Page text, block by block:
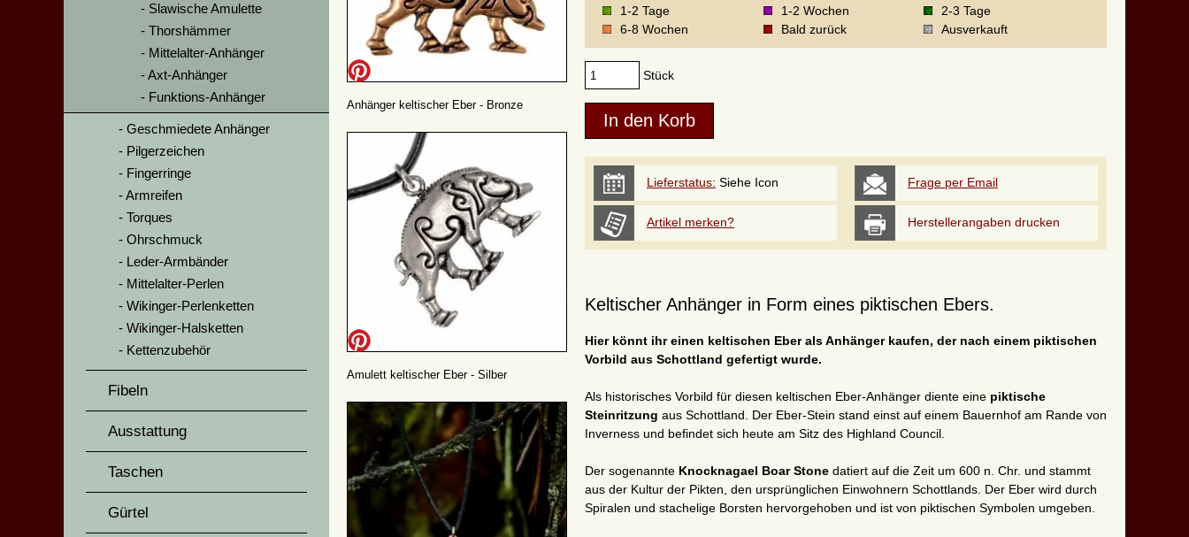
Slawische Amulette
Thorshämmer
Mittelalter-Anhänger
Axt-Anhänger
Funktions-Anhänger
Geschmiedete Anhänger
Pilgerzeichen
Fingerringe
Armreifen
Torques
Ohrschmuck
Leder-Armbänder
Mittelalter-Perlen
Wikinger-Perlenketten
Wikinger-Halsketten
Kettenzubehör
Fibeln
Ausstattung
Taschen
Gürtel
Anhänger keltischer Eber - Bronze
Amulett keltischer Eber - Silber
1-2 Tage 1-2 Wochen
2-3 Tage
6-8 Wochen
Bald zurück Ausverkauft
Stück
Lieferstatus: Siehe Icon Frage per Email
Artikel merken? Herstellerangaben drucken
Keltischer Anhänger in Form eines piktischen Ebers.
Hier könnt ihr einen keltischen Eber als Anhänger kaufen, der nach einem piktischen
Vorbild aus Schottland gefertigt wurde.
Als historisches Vorbild für diesen keltischen Eber-Anhänger diente eine piktische
Steinritzung aus Schottland. Der Eber-Stein stand einst auf einem Bauernhof am Rande von
Inverness und befindet sich heute am Sitz des Highland Council.
Der sogenannte Knocknagael Boar Stone datiert auf die Zeit um 600 n. Chr. und stammt
aus der Kultur der Pikten, den ursprünglichen Einwohnern Schottlands. Der Eber wird durch
Spiralen und stachelige Borsten hervorgehoben und ist von piktischen Symbolen umgeben.